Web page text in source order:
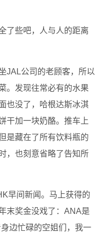
了些吧，人与人的距离
JAL公司的老顾客，所以
。发现往常必有的水果
也没了，哈根达斯冰淇
干加一块奶酪。推车上
是藏在了所有饮料瓶的
，也刻意省略了告知所
早间新闻。马上获得的
末奖金没戏了：ANA是
边忙碌的空姐们，我一